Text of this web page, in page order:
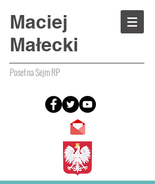
Maciej
Małecki
Poseł na Sejm RP